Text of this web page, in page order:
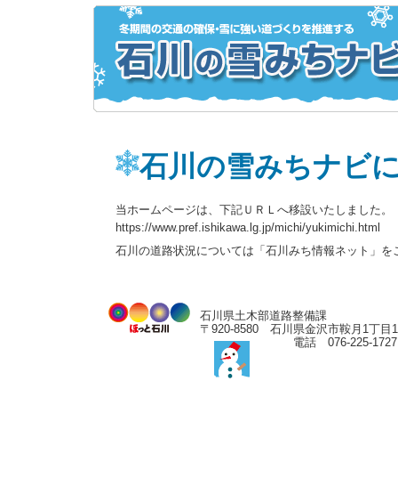
石川の雪みちナビ
当ホームページは、下記ＵＲＬへ移設いたしました
https://www.pref.ishikawa.lg.jp/michi/yukimichi.html
石川の道路状況については「石川みち情報ネット」を
石川県土木部道路整備課
〒920-8580 石川県金沢市鞍月1丁
電話 076-225-